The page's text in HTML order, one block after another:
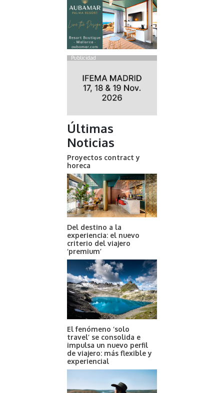
Publicidad
Últimas
Noticias
Proyectos contract y
horeca
Del destino a la
experiencia: el nuevo
criterio del viajero
‘premium’
El fenómeno ‘solo
travel’ se consolida e
impulsa un nuevo perfil
de viajero: más flexible y
experiencial